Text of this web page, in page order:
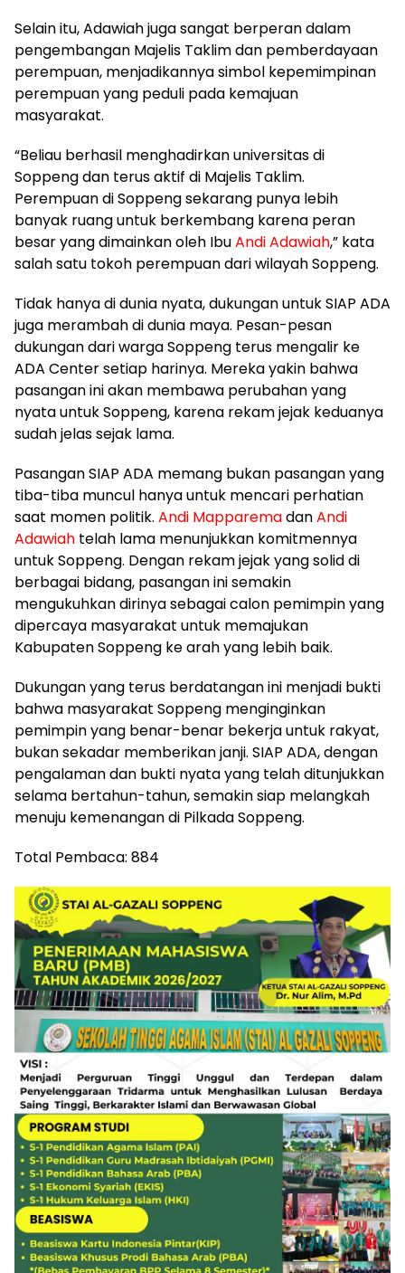
Selain itu, Adawiah juga sangat berperan dalam
pengembangan Majelis Taklim dan pemberdayaan
perempuan, menjadikannya simbol kepemimpinan
perempuan yang peduli pada kemajuan
masyarakat.
“Beliau berhasil menghadirkan universitas di
Soppeng dan terus aktif di Majelis Taklim.
Perempuan di Soppeng sekarang punya lebih
banyak ruang untuk berkembang karena peran
besar yang dimainkan oleh IbuAndi Adawiah,” kata
salah satu tokoh perempuan dari wilayah Soppeng.
Tidak hanya di dunia nyata, dukungan untuk SIAP ADA
juga merambah di dunia maya. Pesan-pesan
dukungan dari warga Soppeng terus mengalir ke
ADA Center setiap harinya. Mereka yakin bahwa
pasangan ini akan membawa perubahan yang
nyata untuk Soppeng, karena rekam jejak keduanya
sudah jelas sejak lama.
Pasangan SIAP ADA memang bukan pasangan yang
tiba-tiba muncul hanya untuk mencari perhatian
saat momen politik. Andi MapparemadanAndi
Adawiah telah lama menunjukkan komitmennya
untuk Soppeng. Dengan rekam jejak yang solid di
berbagai bidang, pasangan ini semakin
mengukuhkan dirinya sebagai calon pemimpin yang
dipercaya masyarakat untuk memajukan
Kabupaten Soppeng ke arah yang lebih baik.
Dukungan yang terus berdatangan ini menjadi bukti
bahwa masyarakat Soppeng menginginkan
pemimpin yang benar-benar bekerja untuk rakyat,
bukan sekadar memberikan janji. SIAP ADA, dengan
pengalaman dan bukti nyata yang telah ditunjukkan
selama bertahun-tahun, semakin siap melangkah
menuju kemenangan di Pilkada Soppeng.
Total Pembaca: 884